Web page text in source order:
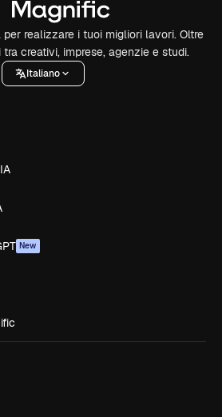
realizzare i tuoi migliori lavori. Oltre
creativi, imprese, agenzie e studi.
Italiano
New